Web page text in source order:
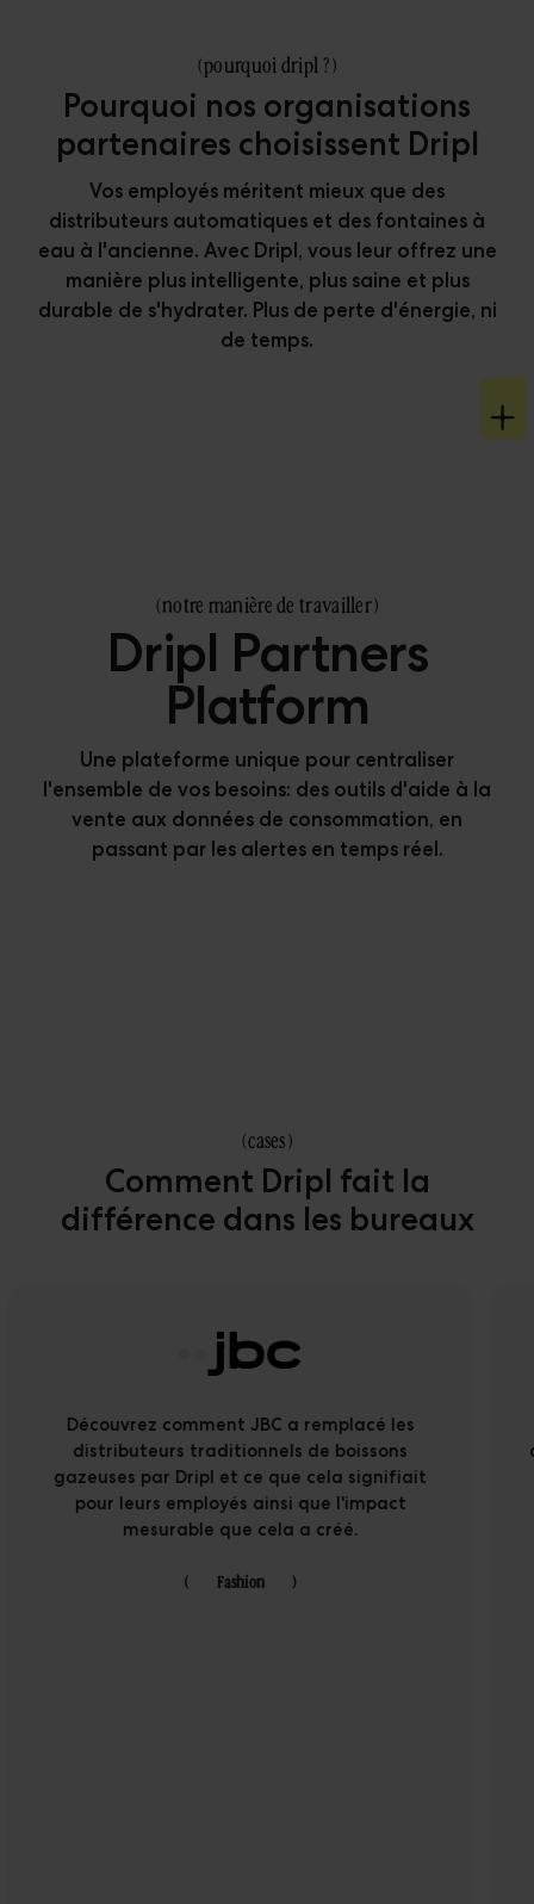
(pourquoi dripl ?)
Pourquoi nos organisations
partenaires choisissent Dripl
Vos employés méritent mieux que des
distributeurs automatiques et des fontaines à
eau à l'ancienne. Avec Dripl, vous leur offrez une
manière plus intelligente, plus saine et plus
durable de s'hydrater. Plus de perte d'énergie, ni
de temps.
(notre manière de travailler)
Dripl Partners
Platform
Une plateforme unique pour centraliser
l'ensemble de vos besoins: des outils d'aide à la
vente aux données de consommation, en
passant par les alertes en temps réel.
(cases)
Comment Dripl fait la
différence dans les bureaux
Découvrez comment JBC a remplacé les
distributeurs traditionnels de boissons
gazeuses par Dripl et ce que cela signifiait
pour leurs employés ainsi que l'impact
mesurable que cela a créé.
( Fashion )